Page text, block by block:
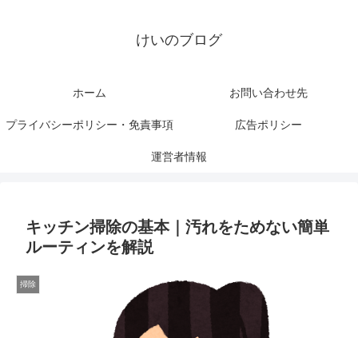
けいのブログ
ホーム お問い合わせ先
プライバシーポリシー・免責事項 広告ポリシー
運営者情報
キッチン掃除の基本｜汚れをためない簡単
ルーティンを解説
掃除